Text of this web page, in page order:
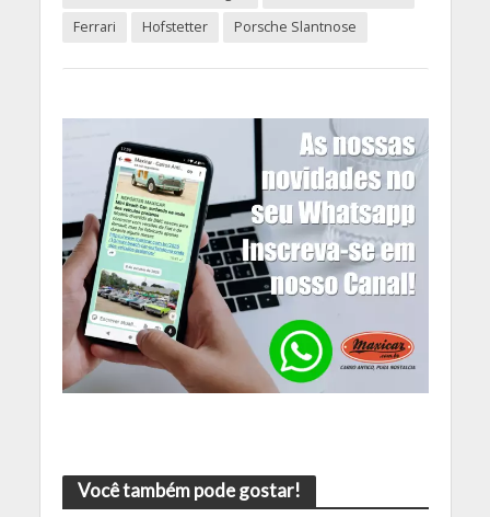
Ferrari
Hofstetter Porsche Slantnose
Você também pode gostar!